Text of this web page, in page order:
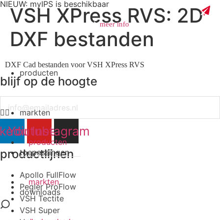
NIEUW: myIPS is beschikbaar
meer info
sluiten
producten
markten
toepassingen
downloads
producten
markten
VSH XPress RVS: 2D
DXF bestanden
DXF Cad bestanden voor VSH XPress RVS
blijf op de hoogte
YoutubeInstagram
productlijnen
Apollo FullFlow
Pegler ProFlow
VSH Tectite
VSH Super